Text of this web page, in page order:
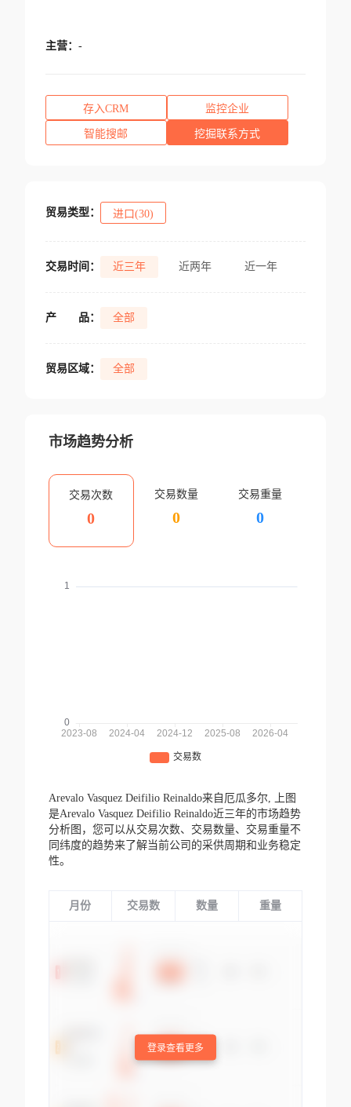
主营： -
存入CRM 监控企业
智能搜邮 挖掘联系方式
贸易类型： 进口(30)
交易时间： 近三年 近两年 近一年
产 品： 全部
贸易区域： 全部
市场趋势分析
交易次数
0
交易数量
0
交易重量
0
Arevalo Vasquez Deifilio Reinaldo来自厄瓜多尔,
上图
是Arevalo Vasquez Deifilio Reinaldo近三年的市场趋势
分析图，您可以从交易次数、交易数量、交易重量不
同纬度的趋势来了解当前公司的采供周期和业务稳定
性。
月份 交易数 数量 重量
登录查看更多